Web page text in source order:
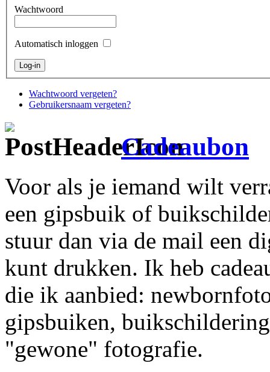
Wachtwoord
Automatisch inloggen
Wachtwoord vergeten?
Gebruikersnaam vergeten?
Cadeaubon
Voor als je iemand wilt
een gipsbuik of
stuur dan via de mail een
kunt drukken. Ik heb
die ik aanbied:
gipsbuiken,
"gewone" fotografie.